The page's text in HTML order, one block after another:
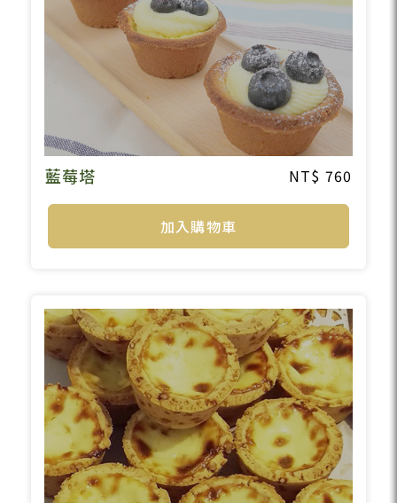
藍莓塔 760
加入購物車